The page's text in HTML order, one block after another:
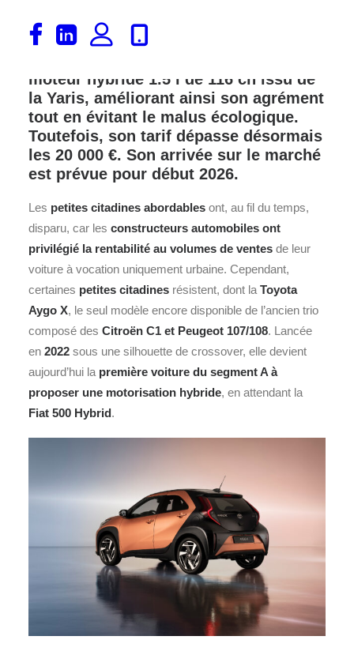
Toyota introduit une version électrifiée
de l’Aygo X, dans le cadre du restylage
moteur hybride 1.5 l de 116 ch issu de
la Yaris, améliorant ainsi son agrément
tout en évitant le malus écologique.
Toutefois, son tarif dépasse désormais
les 20 000 €. Son arrivée sur le marché
est prévue pour début 2026.
Les petites citadines abordables ont, au fil du temps,
disparu, car les constructeurs automobiles ont
privilégié la rentabilité au volumes de ventes de leur
voiture à vocation uniquement urbaine. Cependant,
certaines petites citadines résistent, dont la Toyota
Aygo X, le seul modèle encore disponible de l’ancien trio
composé des Citroën C1 et Peugeot 107/108. Lancée
en 2022 sous une silhouette de crossover, elle devient
aujourd’hui la première voiture du segment A à
proposer une motorisation hybride, en attendant la
Fiat 500 Hybrid.